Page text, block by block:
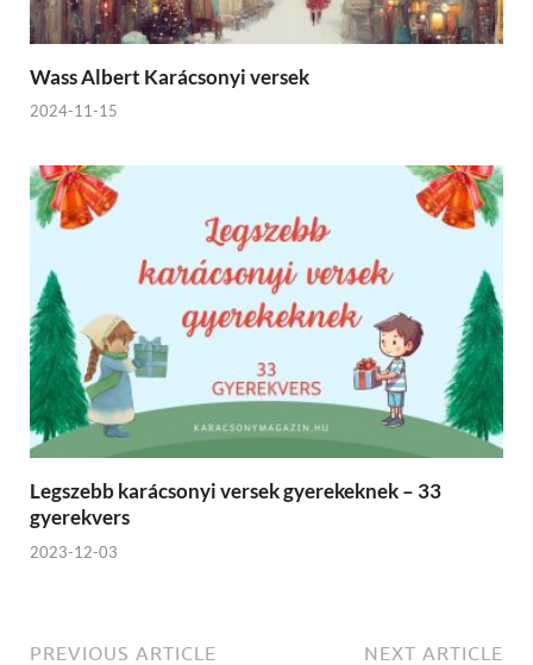
Wass Albert Karácsonyi versek
2024-11-15
Legszebb karácsonyi versek gyerekeknek – 33
gyerekvers
2023-12-03
PREVIOUS ARTICLE NEXT ARTICLE